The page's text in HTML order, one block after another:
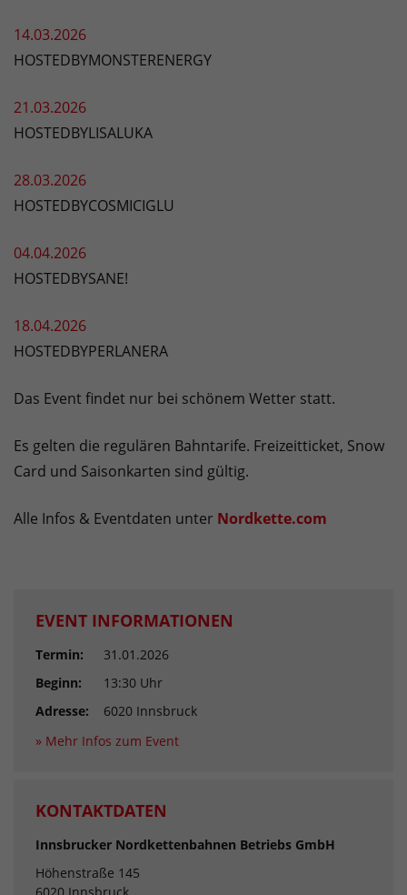
14.03.2026
HOSTEDBYMONSTERENERGY
21.03.2026
HOSTEDBYLISALUKA
28.03.2026
HOSTEDBYCOSMICIGLU
04.04.2026
HOSTEDBYSANE!
18.04.2026
HOSTEDBYPERLANERA
Das Event findet nur bei schönem Wetter statt.
Es gelten die regulären Bahntarife. Freizeitticket, Snow
Card und Saisonkarten sind gültig.
Alle Infos & Eventdaten unter Nordkette.com
EVENT INFORMATIONEN
Termin:
31.01.2026
Beginn:
13:30 Uhr
Adresse:
6020 Innsbruck
» Mehr Infos zum Event
KONTAKTDATEN
Innsbrucker Nordkettenbahnen Betriebs GmbH
Höhenstraße 145